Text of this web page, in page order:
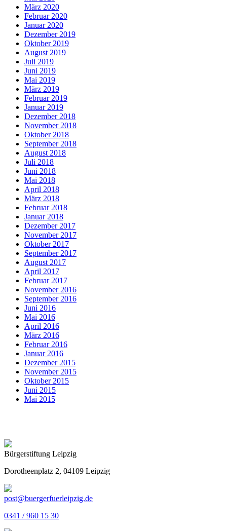
März 2020
Februar 2020
Januar 2020
Dezember 2019
Oktober 2019
August 2019
Juli 2019
Juni 2019
Mai 2019
März 2019
Februar 2019
Januar 2019
Dezember 2018
November 2018
Oktober 2018
September 2018
August 2018
Juli 2018
Juni 2018
Mai 2018
April 2018
März 2018
Februar 2018
Januar 2018
Dezember 2017
November 2017
Oktober 2017
September 2017
August 2017
April 2017
Februar 2017
November 2016
September 2016
Juni 2016
Mai 2016
April 2016
März 2016
Februar 2016
Januar 2016
Dezember 2015
November 2015
Oktober 2015
Juni 2015
Mai 2015
Bürgerstiftung Leipzig
Dorotheenplatz 2, 04109 Leipzig
post@buergerfuerleipzig.de
0341 / 960 15 30